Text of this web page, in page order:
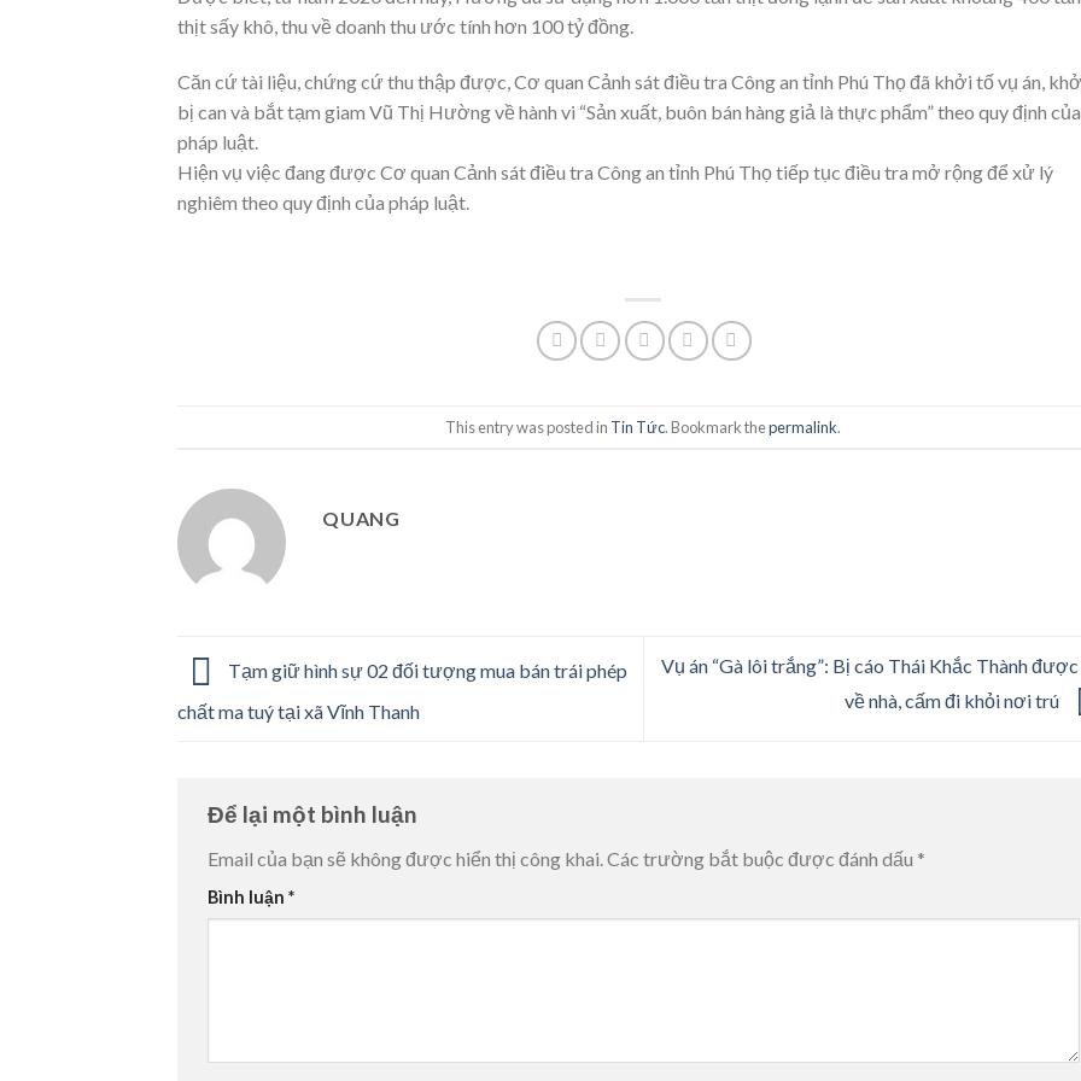
thịt sấy khô, thu về doanh thu ước tính hơn 100 tỷ đồng.
Căn cứ tài liệu, chứng cứ thu thập được, Cơ quan Cảnh sát điều tra Công an tỉnh Phú Thọ đã khởi tố vụ án,
bị can và bắt tạm giam Vũ Thị Hường về hành vi “Sản xuất, buôn bán hàng giả là thực phẩm” theo quy định của
pháp luật.
Hiện vụ việc đang được Cơ quan Cảnh sát điều tra Công an tỉnh Phú Thọ tiếp tục điều tra mở rộng để xử lý
nghiêm theo quy định của pháp luật.
This entry was posted in Tin Tức. Bookmark thepermalink.
QUANG
Tạm giữ hình sự 02 đối tượng mua bán trái phép
chất ma tuý tại xã Vĩnh Thanh
Vụ án “Gà lôi trắng”: Bị cáo Thái Khắc Thành
về nhà, cấm đi khỏi nơi trú
Để lại một bình luận
Email của bạn sẽ không được hiển thị công khai.Các trường bắt buộc được đánh dấu *
Bình luận *